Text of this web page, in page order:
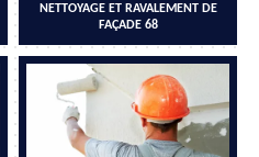
NETTOYAGE ET RAVALEMENT DE
FAÇADE 68